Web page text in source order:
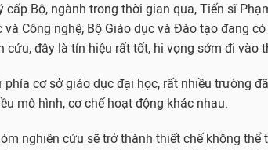
cấp Bộ, ngành trong thời gian qua, Tiến sĩ
và Công nghệ; Bộ Giáo dục và Đào tạo đang
cứu, đây là tín hiệu rất tốt, hi vọng sớm đi vào
phía cơ sở giáo dục đại học, rất nhiều trường
mô hình, cơ chế hoạt động khác nhau.
nghiên cứu sẽ trở thành thiết chế không